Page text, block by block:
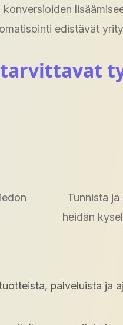
edistävät
Tunnista
heidän
palveluista ja